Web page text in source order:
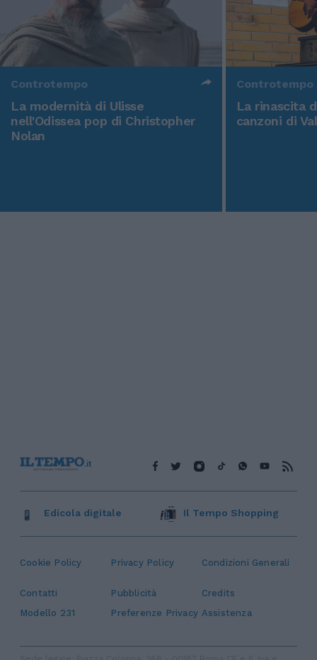
Controtempo
La modernità di Ulisse
nell'Odissea pop di Christopher
Nolan
Controtempo
La rinascita
canzoni di
Cookie Policy Privacy Policy Condizioni Generali
Contatti Pubblicità
Credits
Modello 231
Preferenze Privacy Assistenza
Edicola digitale Il Tempo Shopping